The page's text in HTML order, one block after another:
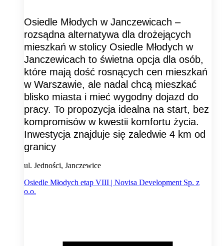
Osiedle Młodych w Janczewicach –
rozsądna alternatywa dla drożejących
mieszkań w stolicy Osiedle Młodych w
Janczewicach to świetna opcja dla osób,
które mają dość rosnących cen mieszkań
w Warszawie, ale nadal chcą mieszkać
blisko miasta i mieć wygodny dojazd do
pracy. To propozycja idealna na start, bez
kompromisów w kwestii komfortu życia.
Inwestycja znajduje się zaledwie 4 km od
granicy
ul. Jedności, Janczewice
Osiedle Młodych etap VIII | Novisa Development Sp. z
o.o.